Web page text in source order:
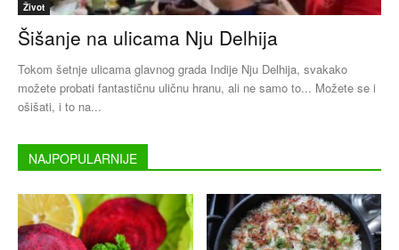
Život
Šišanje na ulicama Nju Delhija
Tokom šetnje ulicama glavnog grada Indije Nju Delhija, svakako
možete probati fantastičnu uličnu hranu, ali ne samo to... Možete se i
ošišati, i to na...
NAJPOPULARNIJE